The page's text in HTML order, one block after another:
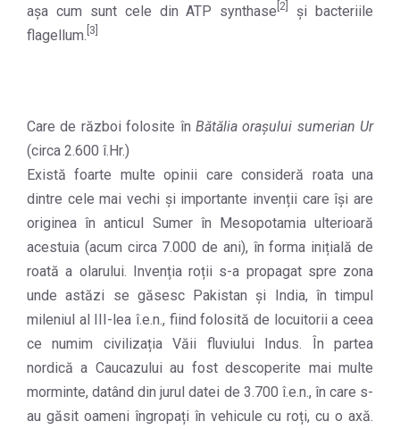
așa cum sunt cele din ATP synthase [2]
și bacteriile
flagellum. [3]
Care de război folosite în Bătălia oraşului sumerian Ur
(circa 2.600 î.Hr.)
Există foarte multe opinii care consideră roata una
dintre cele mai vechi și importante invenții care își are
originea în anticul Sumer în Mesopotamia ulterioară
acestuia (acum circa 7.000 de ani), în forma inițială de
roată a olarului. Invenția roții s-a propagat spre zona
unde astăzi se găsesc Pakistan și India, în timpul
mileniul al III-lea î.e.n., fiind folosită de locuitorii a ceea
ce numim civilizația Văii fluviului Indus. În partea
nordică a Caucazului au fost descoperite mai multe
morminte, datând din jurul datei de 3.700 î.e.n., în care s-
au găsit oameni îngropați în vehicule cu roți, cu o axă.